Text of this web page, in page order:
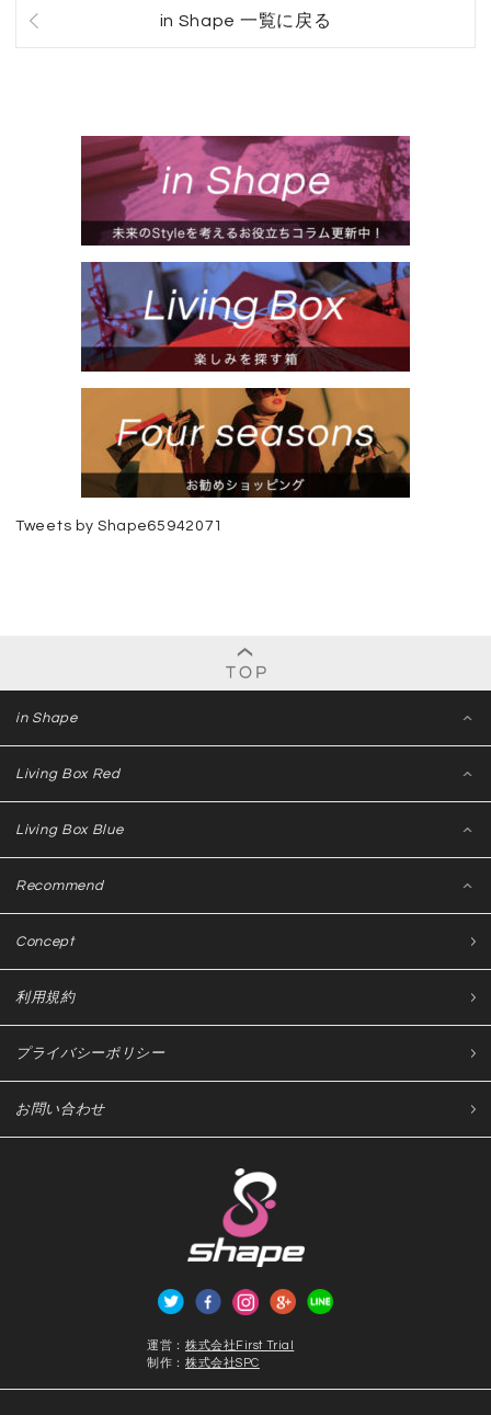
in Shape 一覧に戻る
Tweets by Shape65942071
in Shape
Living Box Red
Living Box Blue
Recommend
Concept
利用規約
プライバシーポリシー
お問い合わせ
運営：株式会社First Trial
制作：株式会社SPC